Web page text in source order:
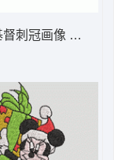
平衡-
督刺冠画像 耶稣-